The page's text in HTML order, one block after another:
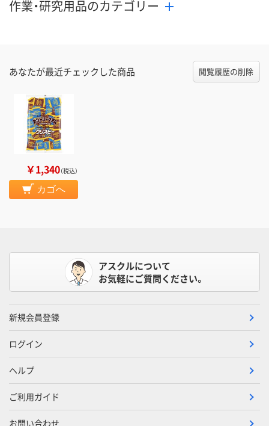
作業・研究用品のカテゴリー
あなたが最近チェックした商品 閲覧履歴の削除
￥1,340（税込）
カゴへ
アスクルについて
お気軽にご質問ください。
新規会員登録
ログイン
ヘルプ
ご利用ガイド
お問い合わせ